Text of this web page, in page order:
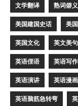
文学翻译 熟词僻义
美国建国史话 美
英国文化 英文美
英语俚语 英语写作
英语演讲 英语漫画
英语脑筋急转弯